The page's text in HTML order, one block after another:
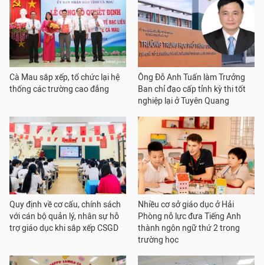
Cà Mau sắp xếp, tổ chức lại hệ
thống các trường cao đẳng
Ông Đỗ Anh Tuấn làm Trưởng
Ban chỉ đạo cấp tỉnh kỳ thi tốt
nghiệp lại ở Tuyên Quang
Quy định về cơ cấu, chính sách
với cán bộ quản lý, nhân sự hỗ
trợ giáo dục khi sắp xếp CSGD
Nhiều cơ sở giáo dục ở Hải
Phòng nỗ lực đưa Tiếng Anh
thành ngôn ngữ thứ 2 trong
trường học